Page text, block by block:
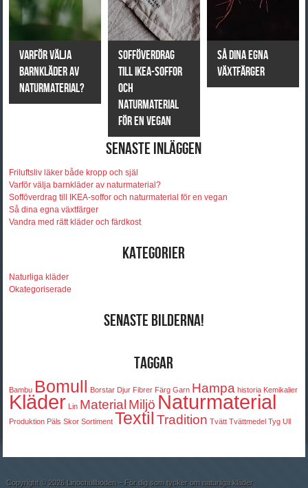
Varför välja
barnkläder av
naturmaterial?
Sofföverdrag
till IKEA-soffor
och
naturmaterial
för en vegan
Så dina egna
växtfärger
Senaste inläggen
Friluftsliv läker både kropp och själ
Varför välja barnkläder av naturmaterial?
Sofföverdrag till IKEA-soffor och naturmaterial för en vegan
Så dina egna växtfärger
Vandra med rätt kläder och färdkost
Kategorier
Naturliga kläder
Okategoriserade
Senaste bilderna!
Taggar
Bambu Bomull Borstar Djur Fibrer Färg Garn Hampa historia Kemikalier
Kläder Lin Material Miljö Naturmaterial
Produktion Päls Skor Sortiment Textil Tradition Tvätt Tvättmedel Tyg Ull
Copyright © 2026 Linochullboden – För dig som tycker om naturliga kläder